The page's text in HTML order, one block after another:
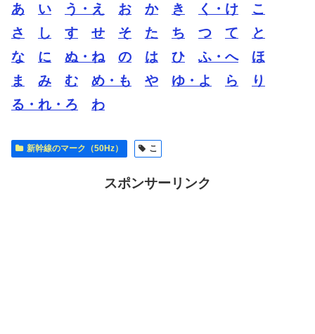
あ い う・え お か き く・け
こ
さ
し す せ そ た ち つ て
と
な
に ぬ・ね の は ひ ふ・へ
ほ
ま
み む め・も や ゆ・よ ら
り
る・れ・ろ
わ
新幹線のマーク（50Hz） こ
スポンサーリンク